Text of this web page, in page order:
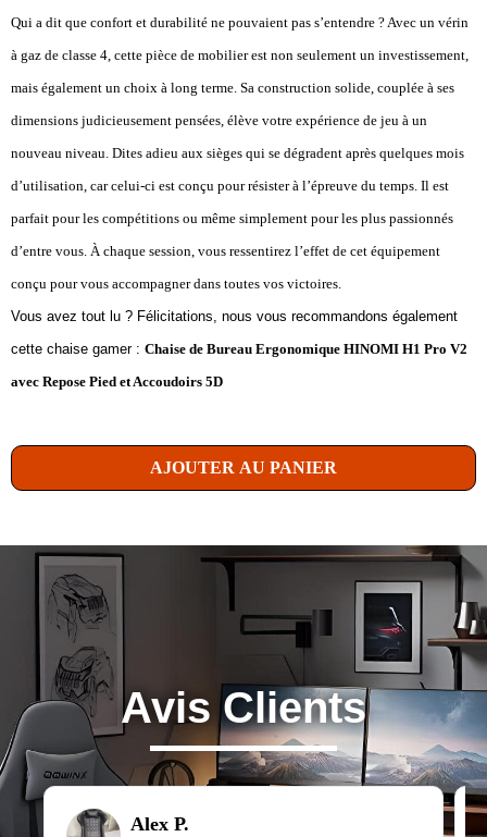
Qui a dit que confort et durabilité ne pouvaient pas s’entendre ? Avec un vérin
à gaz de classe 4, cette pièce de mobilier est non seulement un investissement,
mais également un choix à long terme. Sa construction solide, couplée à ses
dimensions judicieusement pensées, élève votre expérience de jeu à un
nouveau niveau. Dites adieu aux sièges qui se dégradent après quelques mois
d’utilisation, car celui-ci est conçu pour résister à l’épreuve du temps. Il est
parfait pour les compétitions ou même simplement pour les plus passionnés
d’entre vous. À chaque session, vous ressentirez l’effet de cet équipement
conçu pour vous accompagner dans toutes vos victoires.
Vous avez tout lu ? Félicitations, nous vous recommandons également
cette chaise gamer : Chaise de Bureau Ergonomique HINOMI H1 Pro V2
avec Repose Pied et Accoudoirs 5D
AJOUTER AU PANIER
Avis Clients
Alex P.